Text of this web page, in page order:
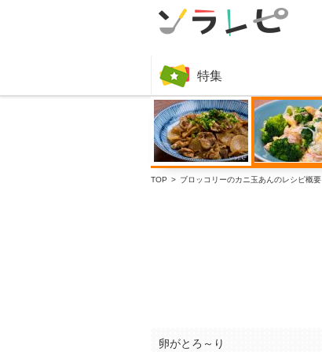
特集
TOP ブロッコリーのカニ玉あんのレシピ概要
卵がとろ～り